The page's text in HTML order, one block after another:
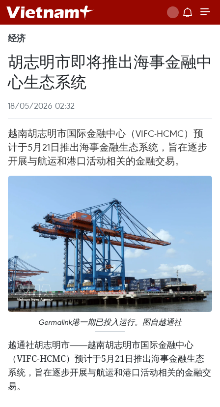
经济
胡志明市即将推出海事金融中
心生态系统
18/05/2026 02:32
越南胡志明市国际金融中心（VIFC-HCMC）预
计于5月21日推出海事金融生态系统，旨在逐步
开展与航运和港口活动相关的金融交易。
Germalink港一期已投入运行。图自越通社
越通社胡志明市——越南胡志明市国际金融中心
（VIFC-HCMC）预计于5月21日推出海事金融生态
系统，旨在逐步开展与航运和港口活动相关的金融交
易。